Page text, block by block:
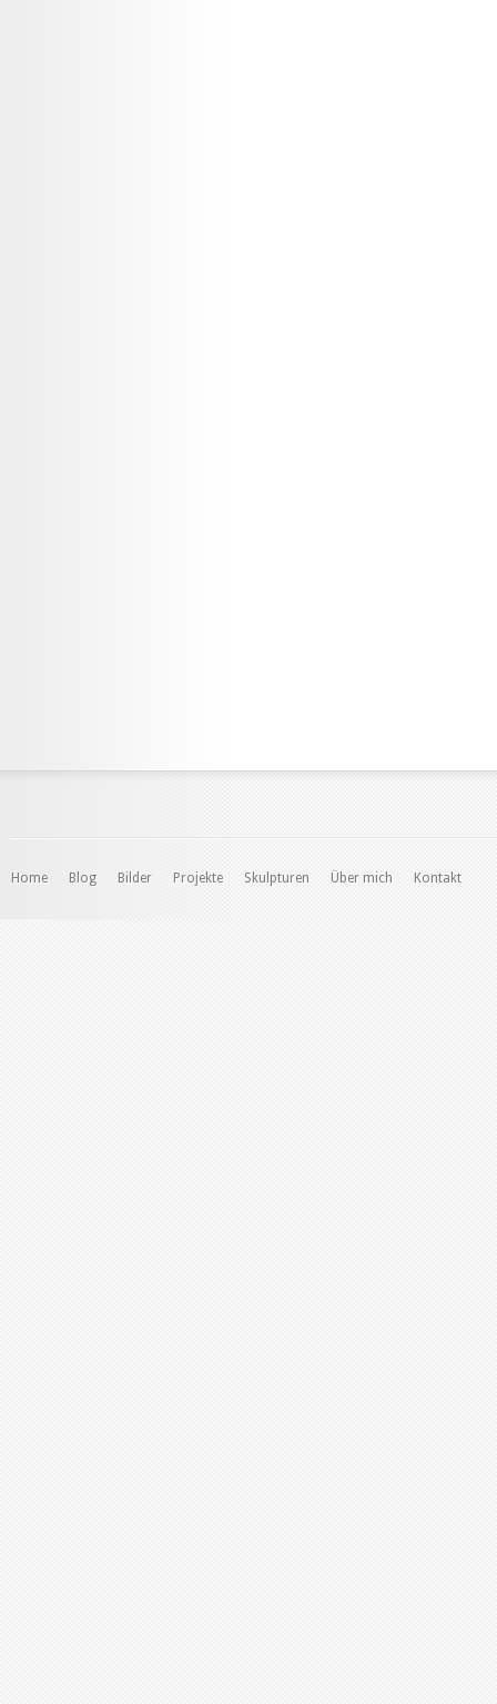
Home Blog Bilder Projekte Skulpturen Über mich Kontakt